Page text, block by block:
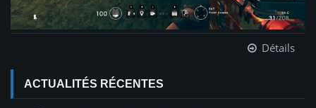
Détails
ACTUALITÉS RÉCENTES